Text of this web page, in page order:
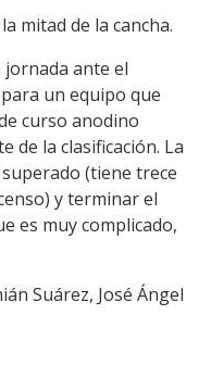
mitad de la cancha.
jornada ante el
un equipo que
curso anodino
de la clasificación. La
(tiene trece
y terminar el
es muy complicado,
Suárez, José Ángel